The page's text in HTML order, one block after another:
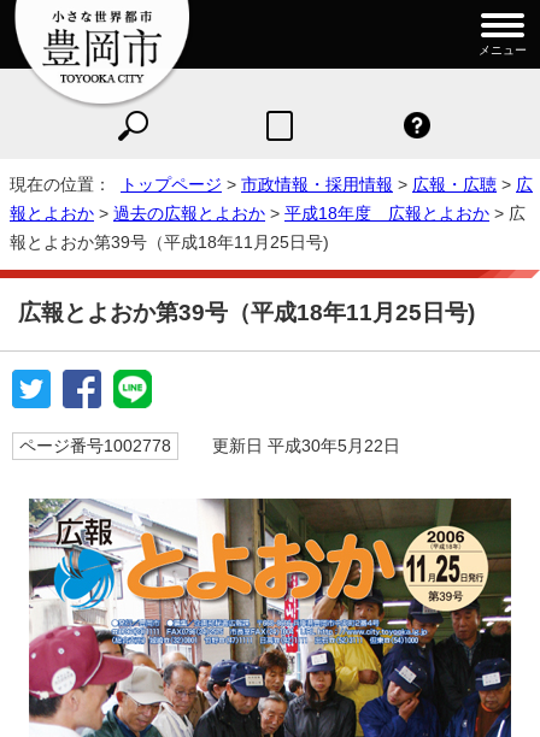
メニュー
現在の位置： トップページ > 市政情報・採用情報 > 広報・広聴 > 広
報とよおか > 過去の広報とよおか > 平成18年度 広報とよおか > 広
報とよおか第39号（平成18年11月25日号)
広報とよおか第39号（平成18年11月25日号)
ページ番号1002778 更新日 平成30年5月22日